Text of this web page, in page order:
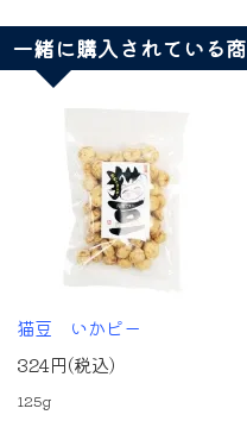
一緒に購入されている
猫豆 いかピー
324円(税込)
125g